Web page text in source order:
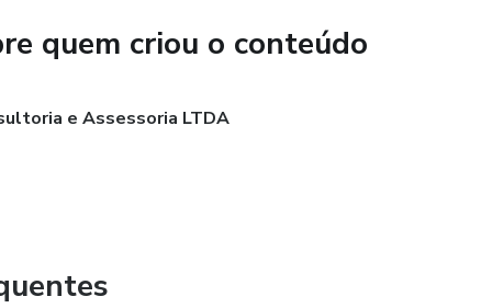
quem criou o conteúdo
e Assessoria LTDA